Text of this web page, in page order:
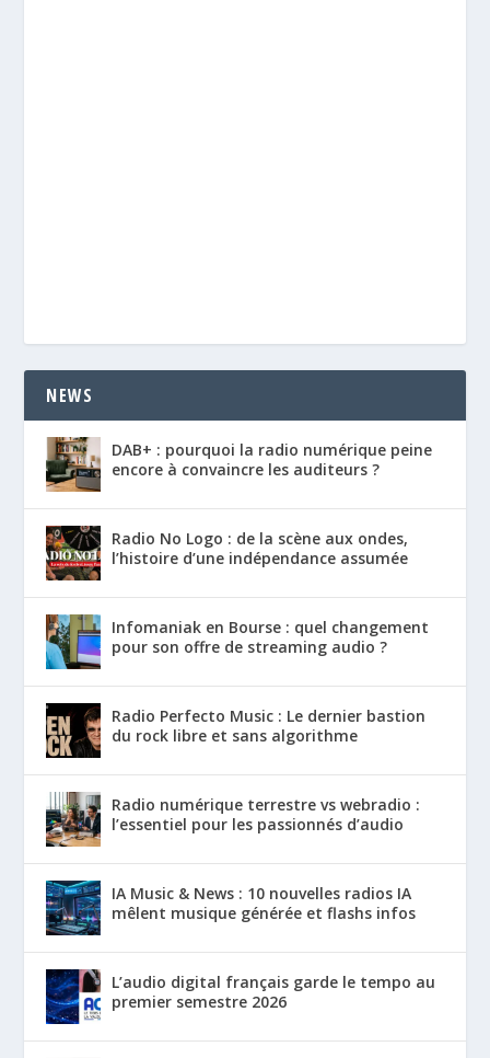
NEWS
DAB+ : pourquoi la radio numérique peine
encore à convaincre les auditeurs ?
Radio No Logo : de la scène aux ondes,
l’histoire d’une indépendance assumée
Infomaniak en Bourse : quel changement
pour son offre de streaming audio ?
Radio Perfecto Music : Le dernier bastion
du rock libre et sans algorithme
Radio numérique terrestre vs webradio :
l’essentiel pour les passionnés d’audio
IA Music & News : 10 nouvelles radios IA
mêlent musique générée et flashs infos
L’audio digital français garde le tempo au
premier semestre 2026